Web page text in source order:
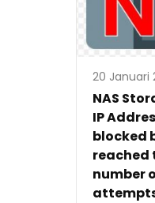
20 Januari
NAS
IP
blocked
reached
number